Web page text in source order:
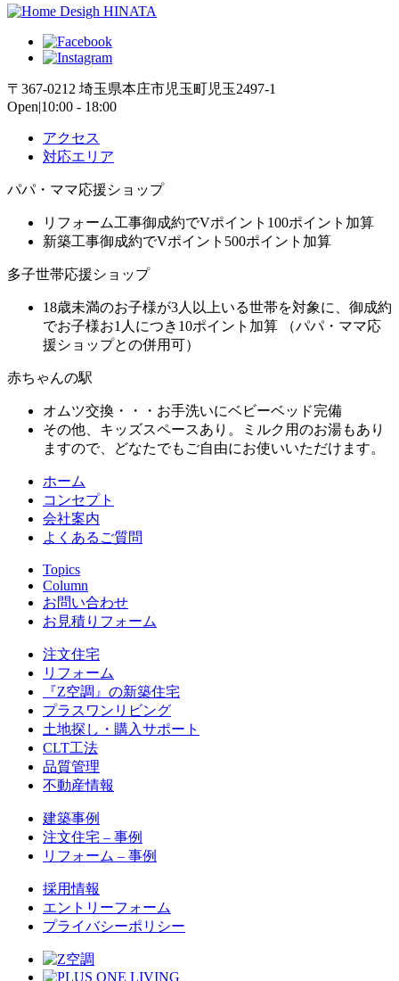
〒367-0212 埼玉県本庄市児玉町児玉2497-1
Open|10:00 - 18:00
アクセス
対応エリア
パパ・ママ応援ショップ
リフォーム工事御成約でVポイント100ポイント加算
新築工事御成約でVポイント500ポイント加算
多子世帯応援ショップ
18歳未満のお子様が3人以上いる世帯を対象に、御成約
でお子様お1人につき10ポイント加算 （パパ・ママ応
援ショップとの併用可）
赤ちゃんの駅
オムツ交換・・・お手洗いにベビーベッド完備
その他、キッズスペースあり。ミルク用のお湯もあり
ますので、どなたでもご自由にお使いいただけます。
ホーム
コンセプト
会社案内
よくあるご質問
Topics
Column
お問い合わせ
お見積りフォーム
注文住宅
リフォーム
『Z空調』の新築住宅
プラスワンリビング
土地探し・購入サポート
CLT工法
品質管理
不動産情報
建築事例
注文住宅 – 事例
リフォーム – 事例
採用情報
エントリーフォーム
プライバシーポリシー